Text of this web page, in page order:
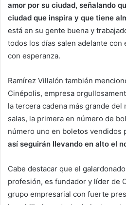
amor por su ciudad, señalando
ciudad que inspira y que tiene
está en su gente buena y
todos los días salen adelante con
con esperanza.
Ramírez Villalón también
Cinépolis, empresa
la tercera cadena más grande del
salas, la primera en número de
número uno en boletos vendidos
así seguirán llevando en alto el
Cabe destacar que el
profesión, es fundador y líder de
grupo empresarial con fuerte